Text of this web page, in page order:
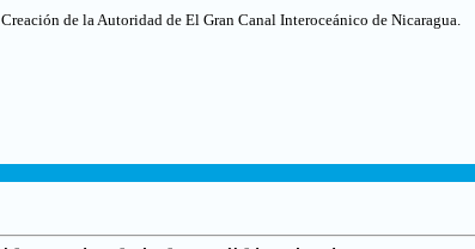
de la Autoridad de El Gran Canal Interoceánico de Nicaragua.